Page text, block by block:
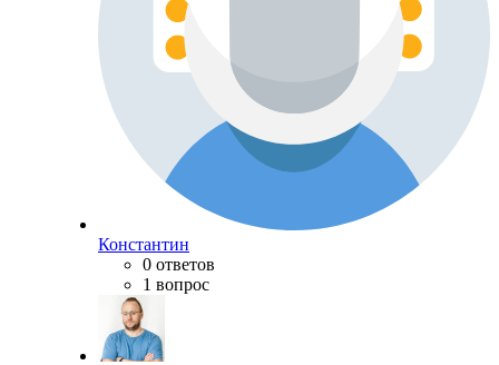
Константин
0 ответов
1 вопрос